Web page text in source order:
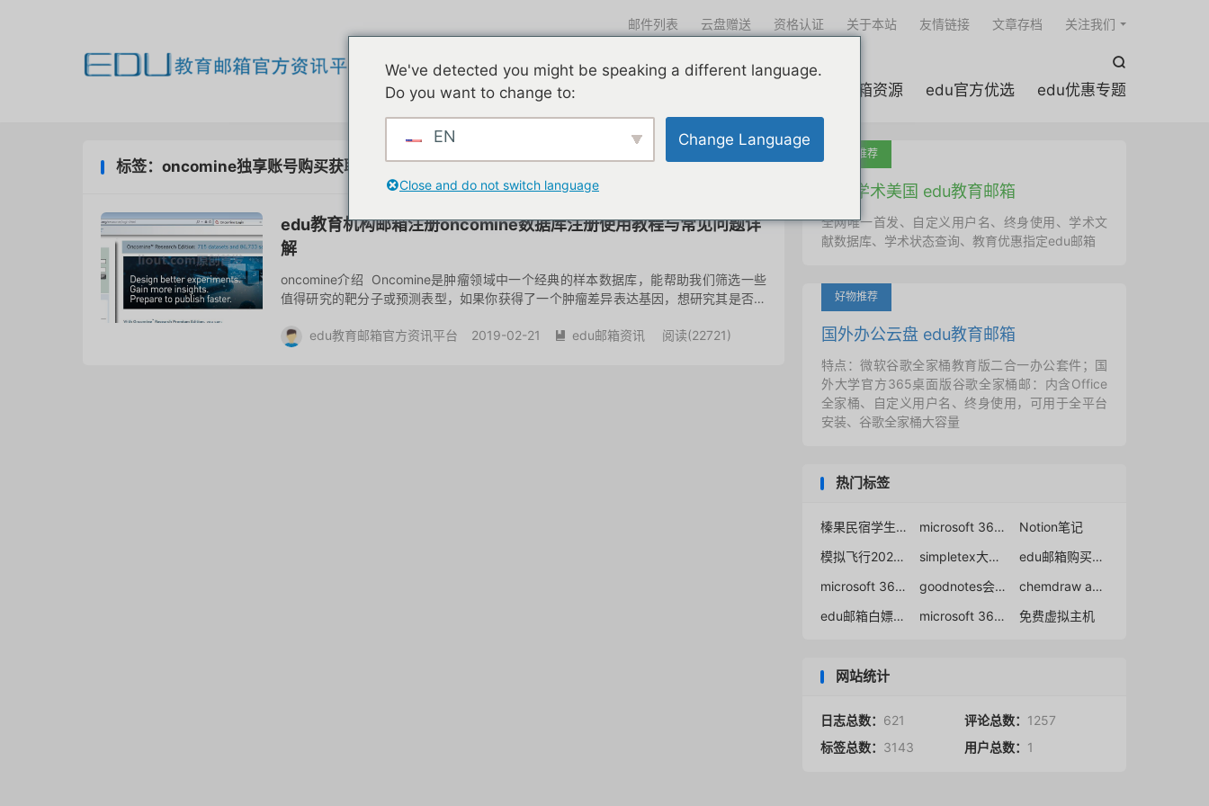
我们一直在努力

edu邮箱申请 edu邮箱资源 edu官方优选 edu优惠专题
邮件列表 云盘赠送 资格认证 关于本站 友情链接 文章存档 关注我们
标签：oncomine独享账号购买获取
edu教育机构邮箱注册oncomine数据库注册使用教程与常见问题详
解
oncomine介绍 Oncomine是肿瘤领域中一个经典的样本数据库，能帮助我们筛选一些
值得研究的靶分子或预测表型，如果你获得了一个肿瘤差异表达基因，想研究其是否可
edu教育邮箱官方资讯平台
2019-02-21  edu邮箱资讯 阅读(22721)
吐血推荐
国外学术美国 edu教育邮箱
全网唯一首发、自定义用户名、终身使用、学术文
献数据库、学术状态查询、教育优惠指定edu邮箱
好物推荐
国外办公云盘 edu教育邮箱
特点：微软谷歌全家桶教育版二合一办公套件；国
外大学官方365桌面版谷歌全家桶邮：内含Office
全家桶、自定义用户名、终身使用，可用于全平台
安装、谷歌全家桶大容量
热门标签
榛果民宿学生认证 microsoft 365 education a5购买
Notion笔记
模拟飞行2020中文免费下载
simpletex大学生免费
edu邮箱购买渠道
microsoft 365 education a3购买
goodnotes会员免费使用
chemdraw activation code
edu邮箱白嫖office365
microsoft 365教育版office桌面版 免费虚拟主机
网站统计
日志总数： 621 评论总数： 1257
标签总数： 3143 用户总数： 1
We've detected you might be speaking a different language.
Do you want to change to:
EN Change Language
Close and do not switch language